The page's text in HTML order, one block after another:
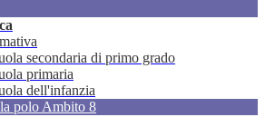
secondaria di primo grado
primaria
dell'infanzia
polo Ambito 8